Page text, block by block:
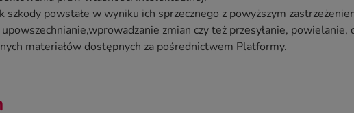
powstałe w wyniku ich sprzecznego z powyższym
zmian czy też przesyłanie, powielanie,
materiałów dostępnych za pośrednictwem Platformy.